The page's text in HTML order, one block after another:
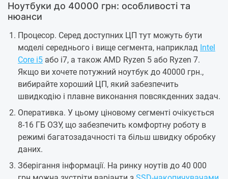
Ноутбуки до 40000 грн: особливості та
нюанси
Процесор. Серед доступних ЦП тут можуть бути
моделі середнього і вище сегмента, наприклад Intel
Core i5 або i7, а також AMD Ryzen 5 або Ryzen 7.
Якщо ви хочете потужний ноутбук до 40000 грн.,
вибирайте хороший ЦП, який забезпечить
швидкодію і плавне виконання повсякденних задач.
Оперативка. У цьому ціновому сегменті очікується
8-16 ГБ ОЗУ, що забезпечить комфортну роботу в
режимі багатозадачності та більш швидку обробку
даних.
Зберігання інформації. На ринку ноутів до 40 000